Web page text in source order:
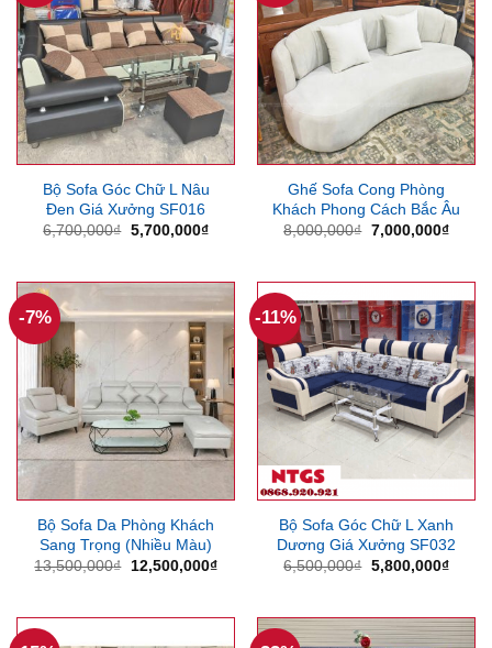
Bộ Sofa Góc Chữ L Nâu
Đen Giá Xưởng SF016
6,700,000₫ Giá
5,700,000₫Giá
5,700,000₫.
Ghế Sofa Cong Phòng
Khách Phong Cách Bắc Âu
8,000,000₫ Giá
7,000,000₫Giá
-7%
Bộ Sofa Da Phòng Khách
Sang Trọng (Nhiều Màu)
13,500,000₫
Giá
12,500,000₫Giá
12,500,000₫.
-11%
Bộ Sofa Góc Chữ L Xanh
Dương Giá Xưởng SF032
6,500,000₫ Giá
5,800,000₫Giá